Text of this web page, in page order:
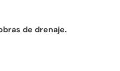
de drenaje.